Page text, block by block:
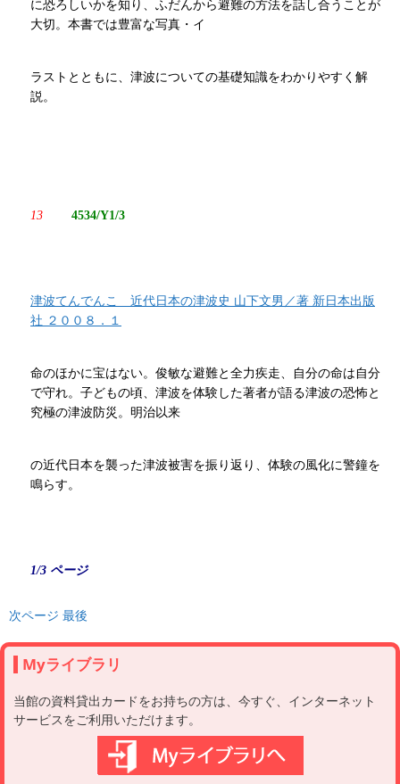
に恐ろしいかを知り、ふだんから避難の方法を話し合うことが
大切。本書では豊富な写真・イ
ラストとともに、津波についての基礎知識をわかりやすく解
説。
13 4534/Y1/3
津波てんでんこ 近代日本の津波史 山下文男／著 新日本出版
社 ２００８．１
命のほかに宝はない。俊敏な避難と全力疾走、自分の命は自分
で守れ。子どもの頃、津波を体験した著者が語る津波の恐怖と
究極の津波防災。明治以来
の近代日本を襲った津波被害を振り返り、体験の風化に警鐘を
鳴らす。
1/3 ページ
次ページ 最後
Myライブラリ
当館の資料貸出カードをお持ちの方は、今すぐ、インターネット
サービスをご利用いただけます。